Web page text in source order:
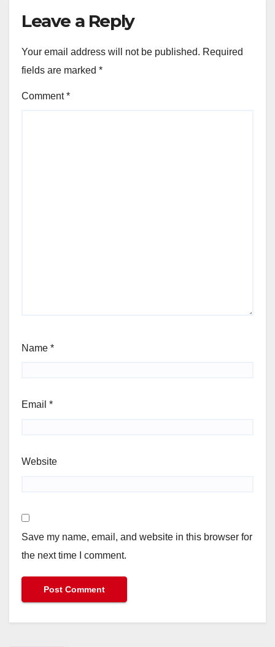
Leave a Reply
Your email address will not be published. Required
fields are marked *
Comment*
Name *
Email *
Website
Save my name, email, and website in this browser for
the next time I comment.